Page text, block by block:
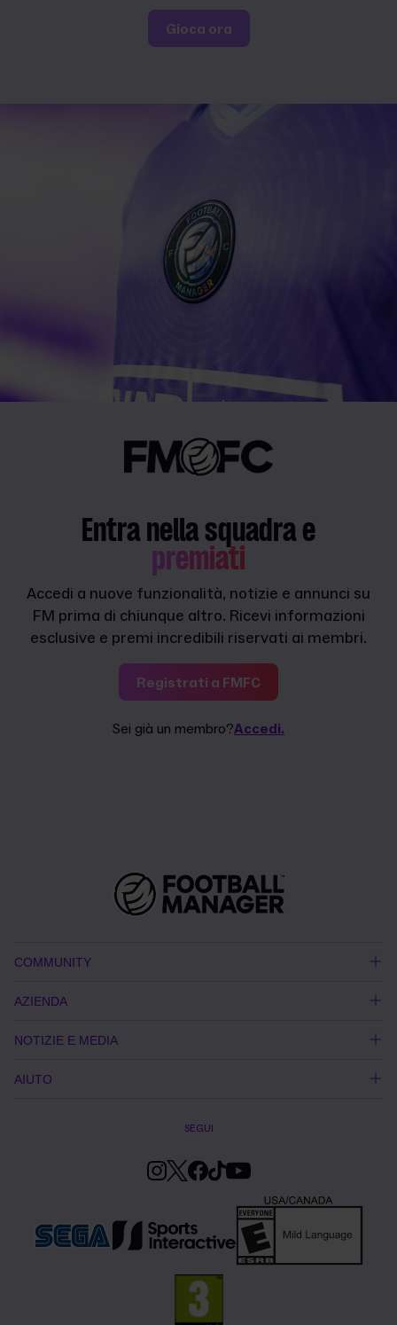
Gioca ora
Entra nella squadra e
premiati
Accedi a nuove funzionalità, notizie e annunci su
FM prima di chiunque altro. Ricevi informazioni
esclusive e premi incredibili riservati ai membri.
Registrati a FMFC
Sei già un membro?Accedi.
COMMUNITY
AZIENDA
NOTIZIE E MEDIA
AIUTO
SEGUI